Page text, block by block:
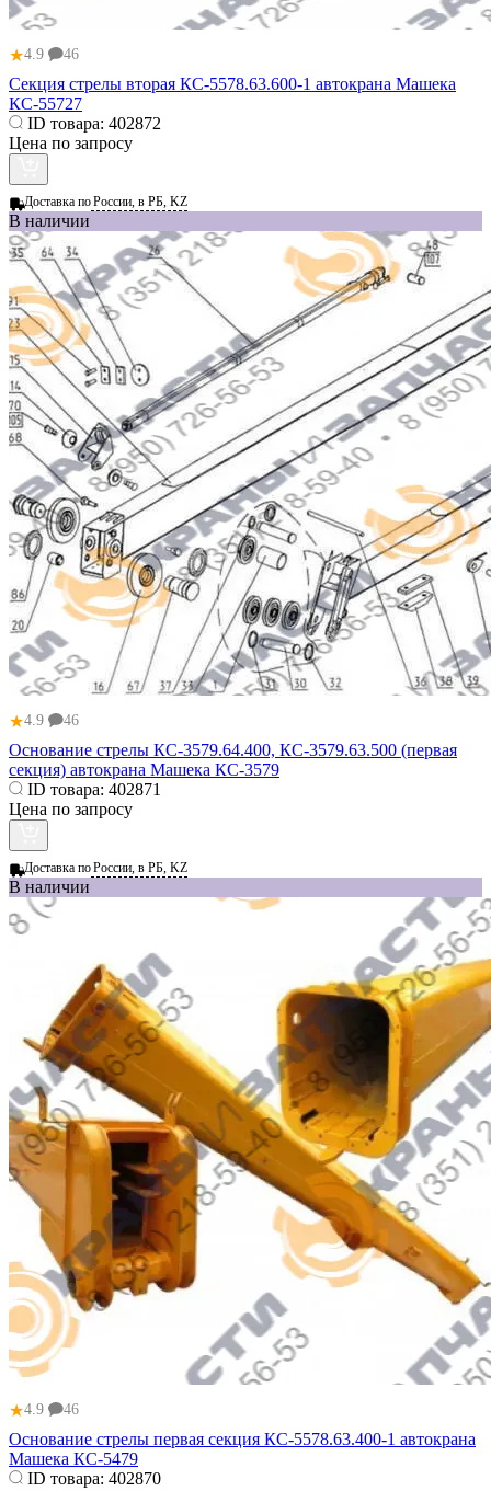
★4.9 46
Секция стрелы вторая КС-5578.63.600-1 автокрана Машека
КС-55727
ID товара: 402872
Цена по запросу
Доставка поРоссии, в РБ, KZ
В наличии
★4.9 46
Основание стрелы КС-3579.64.400, КС-3579.63.500 (первая
секция) автокрана Машека КС-3579
ID товара: 402871
Цена по запросу
Доставка поРоссии, в РБ, KZ
В наличии
★4.9 46
Основание стрелы первая секция КС-5578.63.400-1 автокрана
Машека КС-5479
ID товара: 402870